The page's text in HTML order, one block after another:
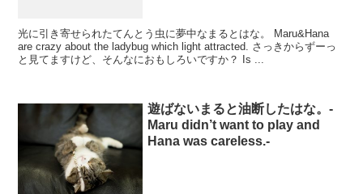
光に引き寄せられたてんとう虫に夢中なまるとはな。 Maru&Hana
are crazy about the ladybug which light attracted. さっきからずーっ
と見てますけど、そんなにおもしろいですか？ Is ...
遊ばないまると油断したはな。-
Maru didn’t want to play and
Hana was careless.-